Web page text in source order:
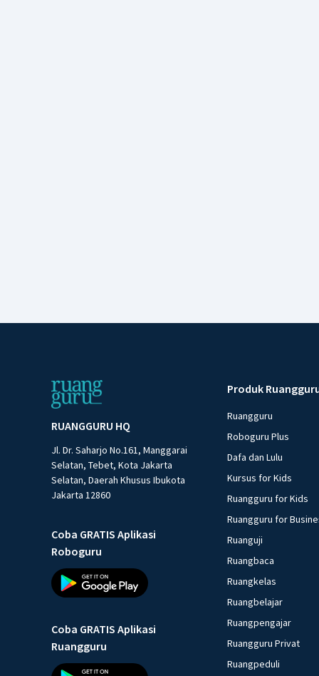
RUANGGURU HQ
Jl. Dr. Saharjo No.161, Manggarai
Selatan, Tebet, Kota Jakarta
Selatan, Daerah Khusus Ibukota
Jakarta 12860
Coba GRATIS Aplikasi
Roboguru
Coba GRATIS Aplikasi
Ruangguru
Produk
Ruangguru
Roboguru Plus
Dafa dan Lulu
Kursus for Kids
Ruangguru for Kids
Ruangguru for
Ruanguji
Ruangbaca
Ruangkelas
Ruangbelajar
Ruangpengajar
Ruangguru Privat
Ruangpeduli